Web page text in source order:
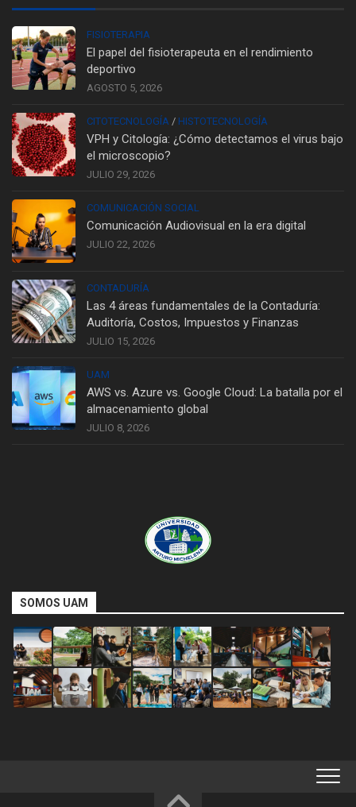
FISIOTERAPIA
El papel del fisioterapeuta en el rendimiento
deportivo
AGOSTO 5, 2026
CITOTECNOLOGÍA / HISTOTECNOLOGÍA
VPH y Citología: ¿Cómo detectamos el virus bajo
el microscopio?
JULIO 29, 2026
COMUNICACIÓN SOCIAL
Comunicación Audiovisual en la era digital
JULIO 22, 2026
CONTADURÍA
Las 4 áreas fundamentales de la Contaduría:
Auditoría, Costos, Impuestos y Finanzas
JULIO 15, 2026
UAM
AWS vs. Azure vs. Google Cloud: La batalla por el
almacenamiento global
JULIO 8, 2026
SOMOS UAM